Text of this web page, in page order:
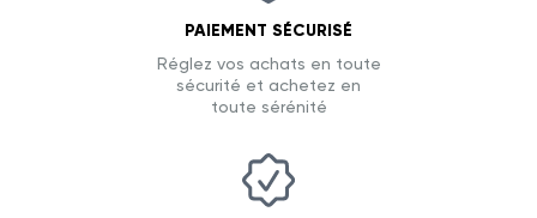
PAIEMENT SÉCURISÉ
Réglez vos achats en toute
sécurité et achetez en
toute sérénité